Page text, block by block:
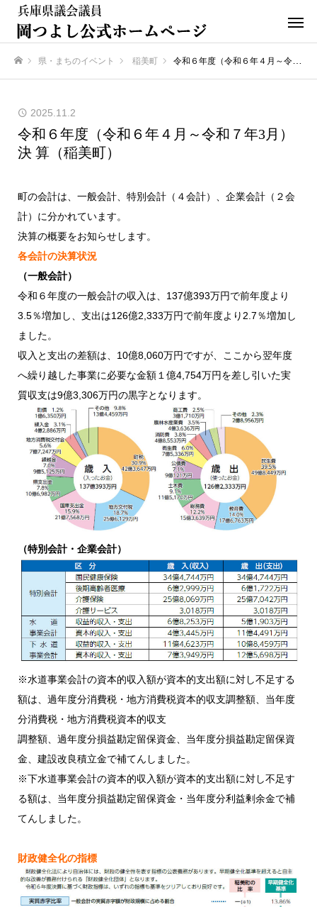
県・まちのイベント 稲美町 令和６年度（令和６年４月～令和７年3月） 決 算（稲美町）
2025.11.2
令和６年度（令和６年４月～令和７年3月）
決 算（稲美町）
町の会計は、一般会計、特別会計（４会計）、企業会計（２会
計）に分かれています。
決算の概要をお知らせします。
各会計の決算状況
（一般会計）
令和６年度の一般会計の収入は、137億393万円で前年度より
3.5％増加し、支出は126億2,333万円で前年度より2.7％増加し
ました。
収入と支出の差額は、10億8,060万円ですが、ここから翌年度
へ繰り越した事業に必要な金額１億4,754万円を差し引いた実
質収支は9億3,306万円の黒字となります。
（特別会計・企業会計）
※水道事業会計の資本的収入額が資本的支出額に対し不足する
額は、過年度分消費税・地方消費税資本的収支調整額、当年度
分消費税・地方消費税資本的収支
調整額、過年度分損益勘定留保資金、当年度分損益勘定留保資
金、建設改良積立金で補てんしました。
※下水道事業会計の資本的収入額が資本的支出額に対し不足す
る額は、当年度分損益勘定留保資金・当年度分利益剰余金で補
てんしました。
財政健全化の指標